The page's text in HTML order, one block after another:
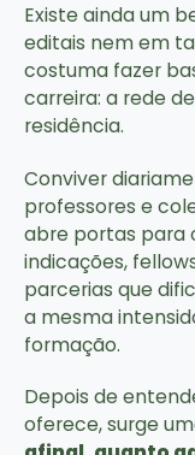
Existe ainda um
editais nem em
costuma fazer
carreira: a rede
residência.
Conviver
professores e
abre portas para
indicações,
parcerias que
a mesma
formação.
Depois de
oferece, surge